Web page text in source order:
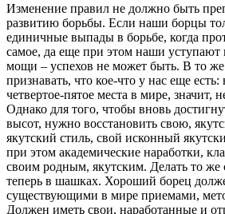
Изменение правил не должно быть
развитию борьбы. Если наши борцы
единичные выпады в борьбе, когда
самое, да еще при этом наши уступают
мощи – успехов не может быть. В то же
признавать, что кое-что у нас еще
четвертое-пятое места в мире, значит,
Однако для того, чтобы вновь
высот, нужно восстановить свою,
якутский стиль, свой исконный
при этом академические наработки,
своим родным, якутским. Делать то
теперь в шашках. Хороший борец
существующими в мире приемами,
Должен иметь свои, наработанные и